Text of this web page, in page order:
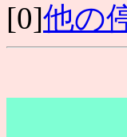
[0]他の